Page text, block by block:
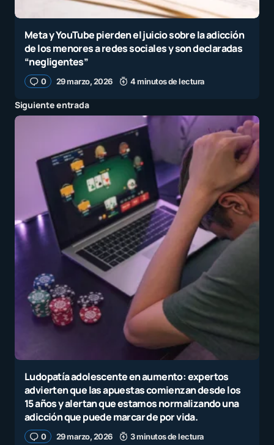
Meta y YouTube pierden el juicio sobre la adicción
de los menores a redes sociales y son declaradas
“negligentes”
0 29 marzo, 2026 4 minutos de lectura
Siguiente entrada
Ludopatía adolescente en aumento: expertos
advierten que las apuestas comienzan desde los
15 años y alertan que estamos normalizando una
adicción que puede marcar de por vida.
0 29 marzo, 2026 3 minutos de lectura